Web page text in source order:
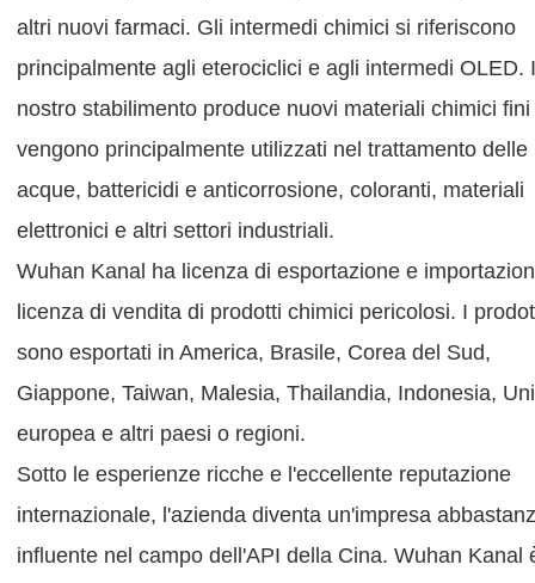
altri nuovi farmaci. Gli intermedi chimici si riferiscono
principalmente agli eterociclici e agli intermedi OLED.
nostro stabilimento produce nuovi materiali chimici fini
vengono principalmente utilizzati nel trattamento delle
acque, battericidi e anticorrosione, coloranti, materiali
elettronici e altri settori industriali.
Wuhan Kanal ha licenza di esportazione e
licenza di vendita di prodotti chimici pericolosi. I
sono esportati in America, Brasile, Corea del Sud,
Giappone, Taiwan, Malesia, Thailandia, Indonesia,
europea e altri paesi o regioni.
Sotto le esperienze ricche e l'eccellente reputazione
internazionale, l'azienda diventa un'impresa
influente nel campo dell'API della Cina. Wuhan Kanal